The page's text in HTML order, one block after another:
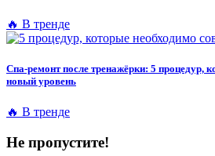
🔥 В тренде
Спа-ремонт после тренажёрки: 5 процедур,
новый уровень
🔥 В тренде
Не пропустите!